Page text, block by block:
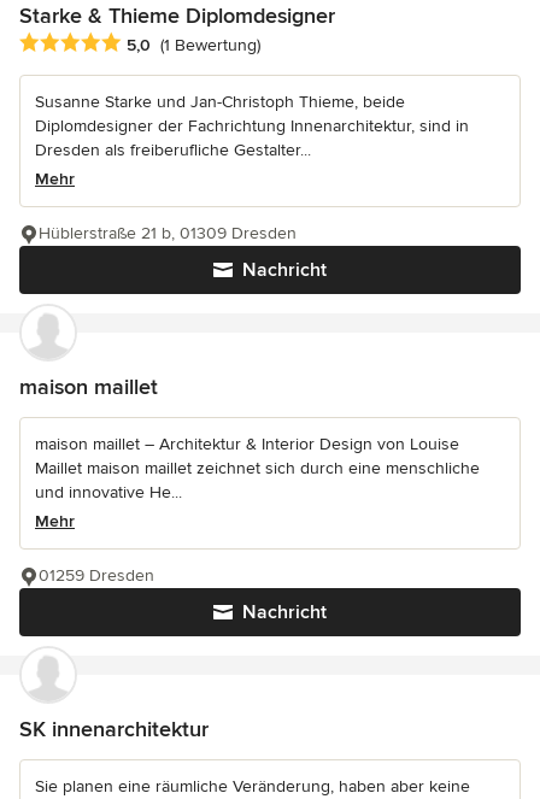
Starke & Thieme Diplomdesigner
Durchschnittliche Bewertung: 5 von 5 Sternen
5,0 (1 Bewertung)
Susanne Starke und Jan-Christoph Thieme, beide
Diplomdesigner der Fachrichtung Innenarchitektur, sind in
Dresden als freiberufliche Gestalter...
Mehr
Nachricht
Hüblerstraße 21 b, 01309 Dresden
maison maillet
maison maillet – Architektur & Interior Design von Louise
Maillet maison maillet zeichnet sich durch eine menschliche
und innovative He...
Mehr
Nachricht
01259 Dresden
SK innenarchitektur
Sie planen eine räumliche Veränderung, haben aber keine